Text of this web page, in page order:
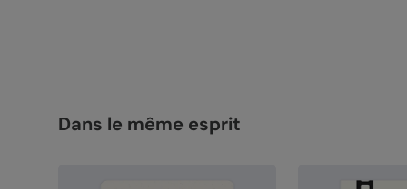
Dans le même esprit